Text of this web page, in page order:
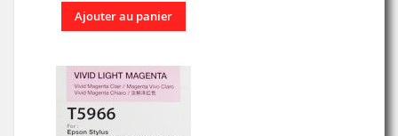
Ajouter au panier